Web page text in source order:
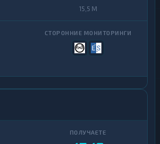
15,5 M